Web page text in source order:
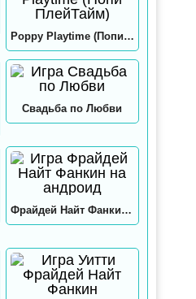
Poppy Playtime (Попи ПлейТайм)
Свадьба по Любви
Фрайдей Найт Фанкин на андроид